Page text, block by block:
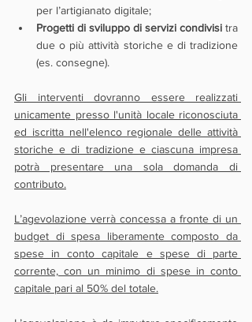
per l’artigianato digitale;
Progetti di sviluppo di servizi condivisi tra
due o più attività storiche e di tradizione
(es. consegne).
Gli interventi dovranno essere realizzati
unicamente presso l'unità locale riconosciuta
ed iscritta nell'elenco regionale delle attività
storiche e di tradizione e ciascuna impresa
potrà presentare una sola domanda di
contributo.
L’agevolazione verrà concessa a fronte di un
budget di spesa liberamente composto da
spese in conto capitale e spese di parte
corrente, con un minimo di spese in conto
capitale pari al 50% del totale.